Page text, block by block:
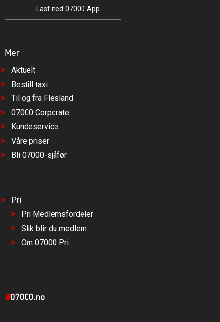
Last ned 07000 App
Mer
Aktuelt
Bestill taxi
Til og fra Flesland
07000 Corporate
Kundeservice
Våre priser
Bli 07000-sjåfør
Pri
Pri Medlemsfordeler
Slik blir du medlem
Om 07000 Pri